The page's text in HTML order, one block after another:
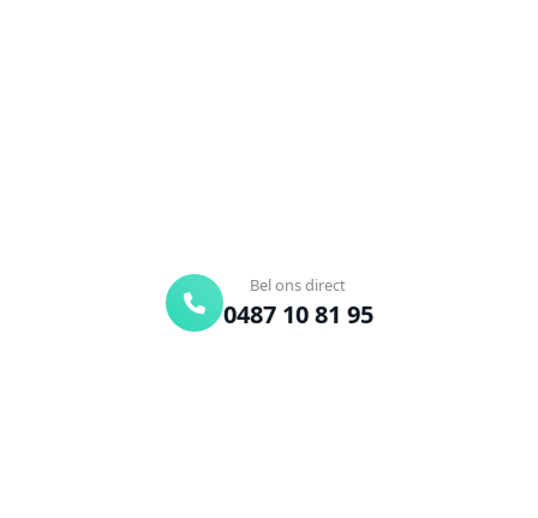
Bel ons direct
0487 10 81 95